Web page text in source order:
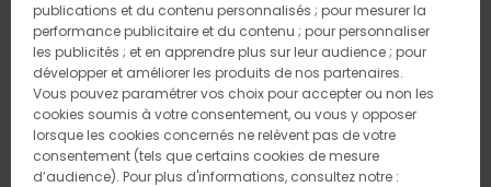
publications et du contenu personnalisés ; pour mesurer la
performance publicitaire et du contenu ; pour personnaliser
les publicités ; et en apprendre plus sur leur audience ; pour
développer et améliorer les produits de nos partenaires.
Vous pouvez paramétrer vos choix pour accepter ou non les
cookies soumis à votre consentement, ou vous y opposer
lorsque les cookies concernés ne relèvent pas de votre
consentement (tels que certains cookies de mesure
d’audience). Pour plus d'informations, consultez notre :